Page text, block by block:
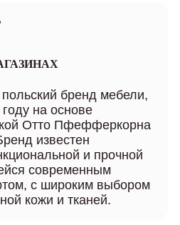
бренд мебели,
на основе
Отто Пфефферкорна
известен
и прочной
современным
с широким выбором
кожи и тканей.